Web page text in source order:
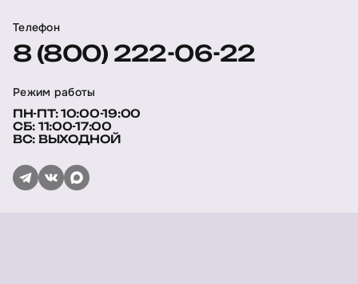
Телефон
8 (800) 222-06-22
Режим работы
ПН-ПТ: 10:00-19:00
СБ: 11:00-17:00
ВС: ВЫХОДНОЙ